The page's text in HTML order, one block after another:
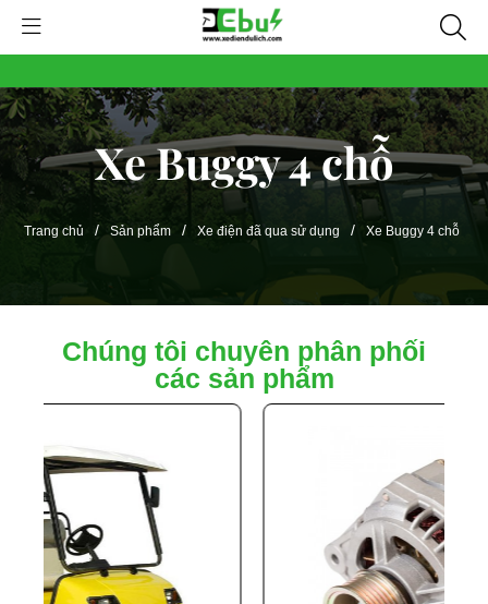
Xe Buggy 4 chỗ
Trang chủ / Sản phẩm / Xe điện đã qua sử dụng / Xe Buggy 4 chỗ
Chúng tôi chuyên phân phối
các sản phẩm